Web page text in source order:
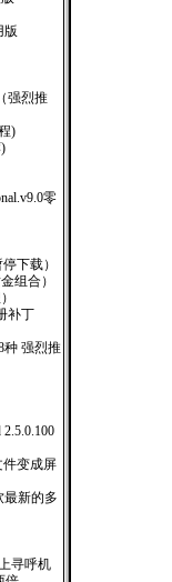
版
强烈推
)
零
下载）
组合）
补丁
种 强烈推
2.5.0.100
件变成屏
最新的多
寻呼机